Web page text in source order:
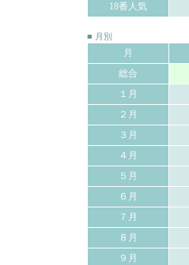
18番人気
■ 月別
月
総合
１月
２月
３月
４月
５月
６月
７月
８月
９月